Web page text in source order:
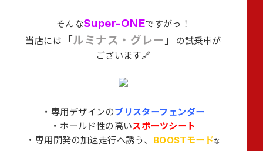
そんなSuper-ONEですがっ！
当店には
「ルミナス・グレー 」
の試乗車が
ございます🔗
・専用デザインのブリスターフェンダー
・ホールド性の高いスポーツシート
・専用開発の加速走行へ誘う、 BOOSTモードな